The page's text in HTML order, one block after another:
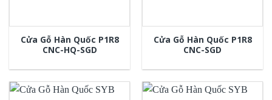
Cửa Gỗ Hàn Quốc P1R8
CNC-HQ-SGD
Cửa Gỗ Hàn Quốc P1R8
CNC-SGD